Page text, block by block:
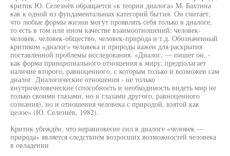
критик Ю. Селезнёв обращается «к теории диалога» М. Бахтина
как к одной из фундаментальных категорий бьггия. Он считает,
что любые формы жизни могут проявлять себя только в диалоге,
то есть в том или ином качестве взаимоотношений: человек-
человек, человек-общество, человек-природа и т.д. Обозначенный
критиком «диалог» человека и природы важен для раскрытия
поставленной проблемы исследования. «Диалог, — пишет он, -
как форма принципиального отношения к миру, предполагает
наличие второго, равноценного, с которым только и возможен сам
диалог. Диалогические отношения - не только
внутричеловеческие (способность и необходимость видеть мир не
только своими глазами, но и глазами другого, равноценного
сознания), но и отношения человека с природой, взятой как
целое» (Ю. Селезнёв, 1982).
Критик убеждён, что неравновесие сил в диалоге «человек —
природа» является следствием возросших возможностей человека
в овладении